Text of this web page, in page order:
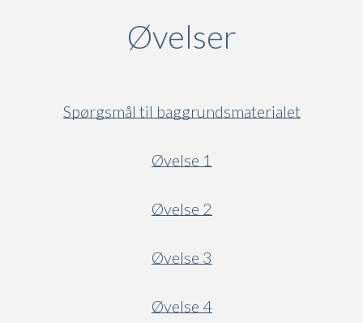
Øvelser
Spørgsmål til baggrundsmaterialet
Øvelse 1
Øvelse 2
Øvelse 3
Øvelse 4